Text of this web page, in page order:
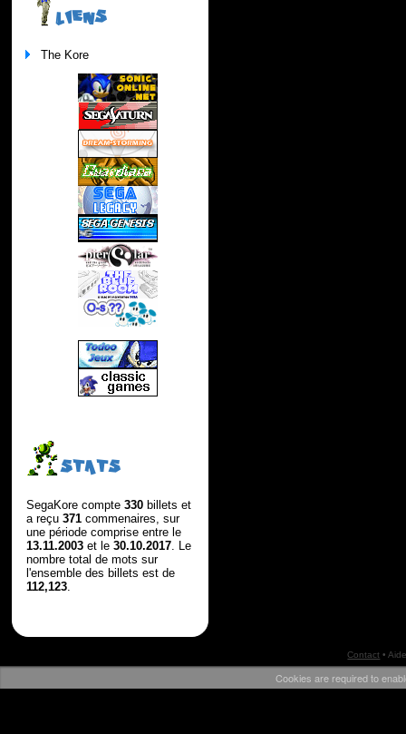
LIENS
The Kore
STATS
SegaKore compte 330billets et
a reçu 371commenaires, sur
une période comprise entre le
13.11.2003et le 30.10.2017. Le
nombre total de mots sur
l'ensemble des billets est de
112,123.
Contact •
Cookies are required to